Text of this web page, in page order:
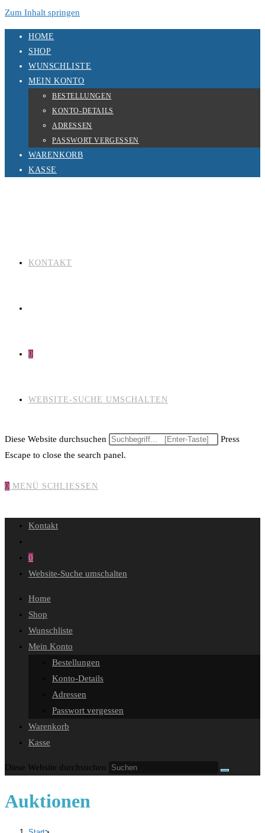
Zum Inhalt springen
HOME
SHOP
WUNSCHLISTE
MEIN KONTO
BESTELLUNGEN
KONTO-DETAILS
ADRESSEN
PASSWORT VERGESSEN
WARENKORB
KASSE
KONTAKT
0
WEBSITE-SUCHE UMSCHALTEN
Diese Website durchsuchen
Press
Escape to close the search panel.
0 MENÜ SCHLIESSEN
Kontakt
0
Website-Suche umschalten
Home
Shop
Wunschliste
Mein Konto
Bestellungen
Konto-Details
Adressen
Passwort vergessen
Warenkorb
Kasse
Diese Website durchsuchen
Auktionen